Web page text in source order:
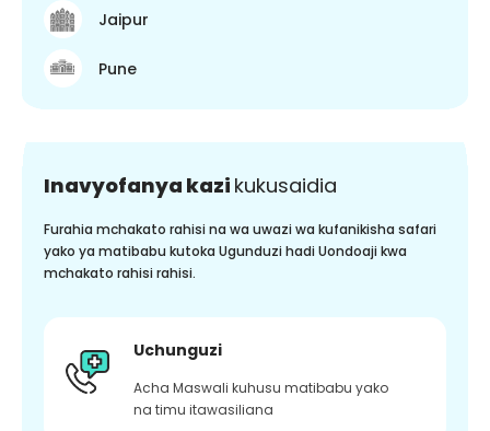
Jaipur
Pune
Inavyofanya kazi kukusaidia
Furahia mchakato rahisi na wa uwazi wa kufanikisha safari
yako ya matibabu kutoka Ugunduzi hadi Uondoaji kwa
mchakato rahisi rahisi.
Uchunguzi
Acha Maswali kuhusu matibabu yako
na timu itawasiliana